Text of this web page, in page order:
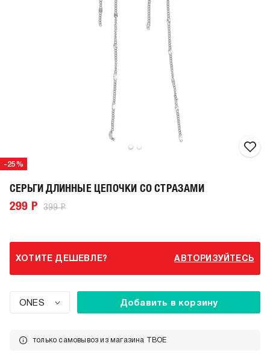
-25%
СЕРЬГИ ДЛИННЫЕ ЦЕПОЧКИ СО СТРАЗАМИ
299 Р 399 Р
ХОТИТЕ ДЕШЕВЛЕ? АВТОРИЗУЙТЕСЬ
ONES Добавить в корзину
только самовывоз из магазина ТВОЕ